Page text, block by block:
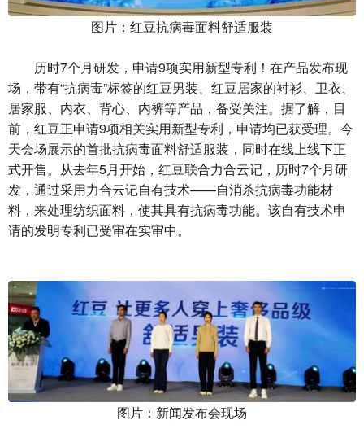
图片：红豆抗病毒面料舒适服装
历时7个月研发，申请9项实用新型专利！在产品发布现
场，带有“抗病毒”标签的红豆男装、红豆居家的衬衫、卫衣、
居家服、内衣、背心、内裤等产品，备受关注。据了解，目
前，红豆正申请9项相关实用新型专利，申请均已获受理。今
天会场展示的首批抗病毒面料舒适服装，同时在线上线下正
式开售。从去年5月开始，红豆联合力合云记，历时7个月研
发，通过采用力合云记自有技术——自消杀抗病毒功能材
料，来处理纺织面料，使其具有抗病毒功能。该自有技术申
请的发明专利已受审在实审中。
图片：新闻发布会现场